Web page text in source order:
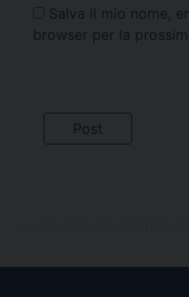
Salva il mio nome,
browser per la